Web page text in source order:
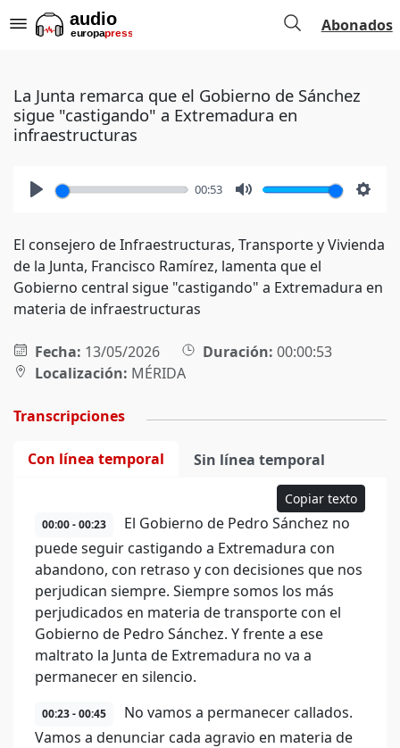
Abonados
La Junta remarca que el Gobierno de Sánchez
sigue "castigando" a Extremadura en
infraestructuras
00:53
El consejero de Infraestructuras, Transporte y Vivienda
de la Junta, Francisco Ramírez, lamenta que el
Gobierno central sigue "castigando" a Extremadura en
materia de infraestructuras
Fecha: 13/05/2026 Duración: 00:00:53
Localización: MÉRIDA
Transcripciones
Con línea temporal Sin línea temporal
Copiar texto
00:00 - 00:23
El Gobierno de Pedro Sánchez no
puede seguir castigando a Extremadura con
abandono, con retraso y con decisiones que nos
perjudican siempre. Siempre somos los más
perjudicados en materia de transporte con el
Gobierno de Pedro Sánchez. Y frente a ese
maltrato la Junta de Extremadura no va a
permanecer en silencio.
00:23 - 00:45
No vamos a permanecer callados.
Vamos a denunciar cada agravio en materia de